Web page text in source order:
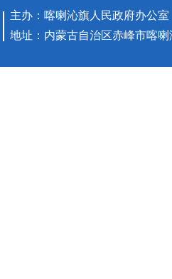
主办：喀喇沁旗人民政府办公
地址：内蒙古自治区赤峰市喀